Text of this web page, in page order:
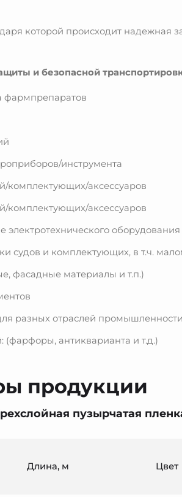
которой происходит надежная
и безопасной
фармпрепаратов
инструмента
комплектующих/аксессуаров
комплектующих/аксессуаров
электротехнического оборудования
судов и комплектующих, в т.ч.
фасадные материалы и т.п.)
разных отраслей промышленности
антикварианта и т.д.)
продукции
пузырчатая
Длина, м Цвет